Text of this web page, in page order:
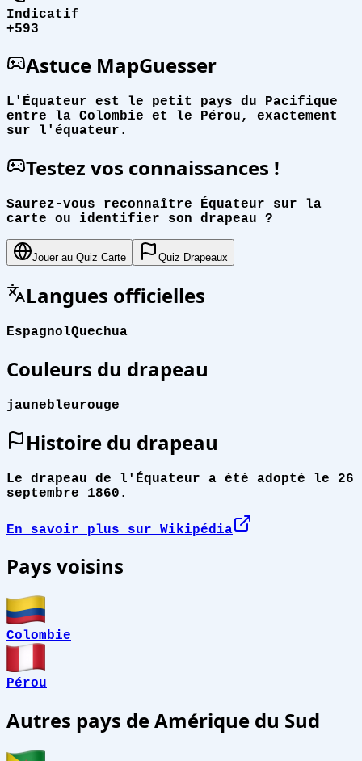
Indicatif
+593
Astuce MapGuesser
L'Équateur est le petit pays du Pacifique
entre la Colombie et le Pérou, exactement
sur l'équateur.
Testez vos connaissances !
Saurez-vous reconnaître Équateur sur la
carte ou identifier son drapeau ?
Jouer au Quiz Carte Quiz Drapeaux
Langues officielles
EspagnolQuechua
Couleurs du drapeau
jaunebleurouge
Histoire du drapeau
Le drapeau de l'Équateur a été adopté le 26
septembre 1860.
En savoir plus sur Wikipédia
Pays voisins
Colombie
Pérou
Autres pays de Amérique du Sud